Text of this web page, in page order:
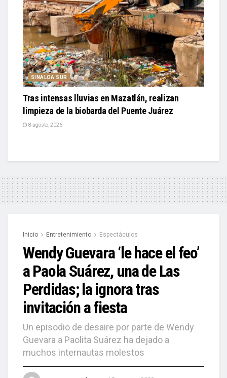
SINALOA SUR
Tras intensas lluvias en Mazatlán, realizan
limpieza de la biobarda del Puente Juárez
8 agosto, 2026
Inicio Entretenimiento Espectáculos
Wendy Guevara ‘le hace el feo’
a Paola Suárez, una de Las
Perdidas; la ignora tras
invitación a fiesta
Un episodio de desaire por parte de Wendy
Guevara a Paolita Suárez ha dejado a
muchos internautas molestos